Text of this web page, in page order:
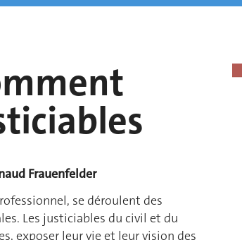
Frauenfelder
se déroulent des
Les justiciables du civil et du
exposer leur vie et leur vision des